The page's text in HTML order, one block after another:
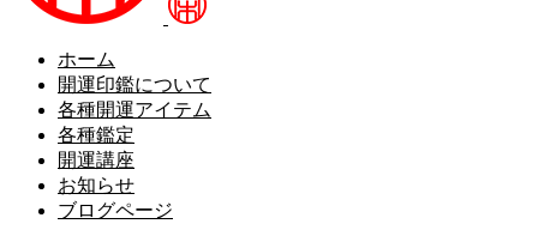
ホーム
開運印鑑について
各種開運アイテム
各種鑑定
開運講座
お知らせ
ブログページ